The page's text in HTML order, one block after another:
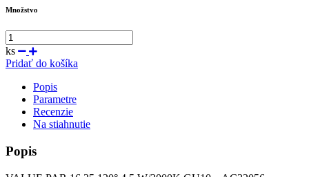
Množstvo
ks
Pridať do košíka
Popis
Parametre
Recenzie
Na stiahnutie
Popis